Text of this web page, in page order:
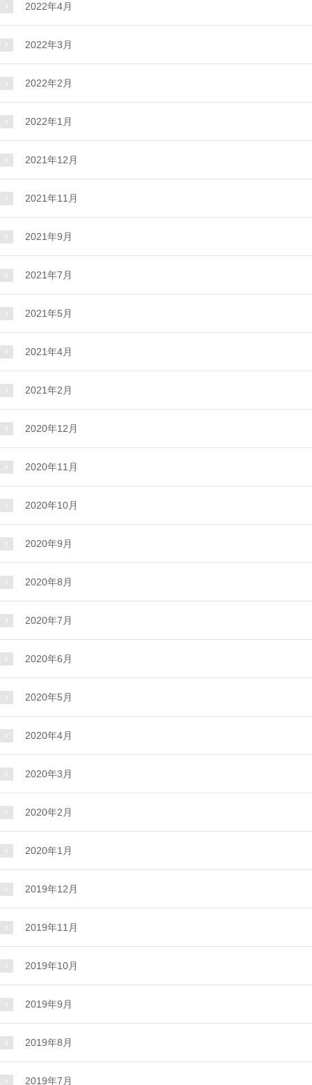
2022年4月
2022年3月
2022年2月
2022年1月
2021年12月
2021年11月
2021年9月
2021年7月
2021年5月
2021年4月
2021年2月
2020年12月
2020年11月
2020年10月
2020年9月
2020年8月
2020年7月
2020年6月
2020年5月
2020年4月
2020年3月
2020年2月
2020年1月
2019年12月
2019年11月
2019年10月
2019年9月
2019年8月
2019年7月